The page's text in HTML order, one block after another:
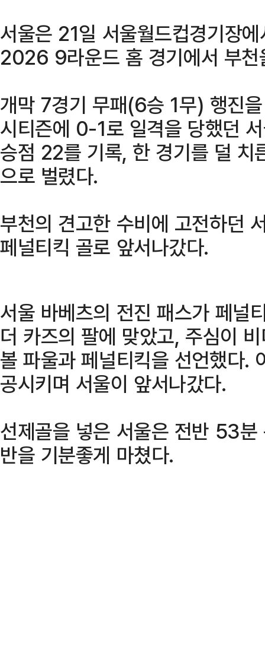
서울은 21일 서울월드컵경기장
2026 9라운드 홈 경기에서 부
개막 7경기 무패(6승 1무) 행진
시티즌에 0-1로 일격을 당했던
승점 22를 기록, 한 경기를 덜
으로 벌렸다.
부천의 견고한 수비에 고전하던
페널티킥 골로 앞서나갔다.
서울 바베츠의 전진 패스가 페널
더 카즈의 팔에 맞았고, 주심이
볼 파울과 페널티킥을 선언했다.
공시키며 서울이 앞서나갔다.
선제골을 넣은 서울은 전반 53
반을 기분좋게 마쳤다.